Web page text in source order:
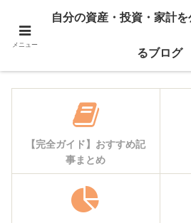
自己紹介
【完全ガイド】おすすめ記
事まとめ
メニュー
自分の資産・投資・家計
るブログ